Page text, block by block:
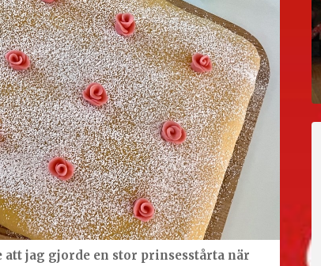
jag gjorde en stor prinsesstårta när